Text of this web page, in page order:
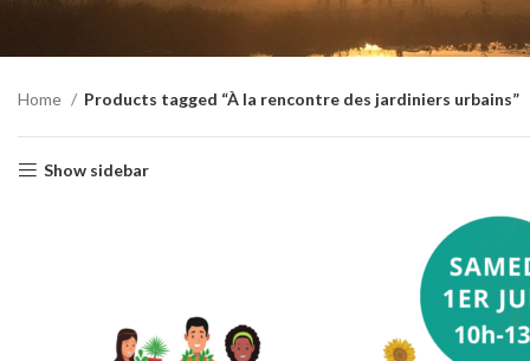
Home Products tagged “À la rencontre des jardiniers urbains”
Show sidebar